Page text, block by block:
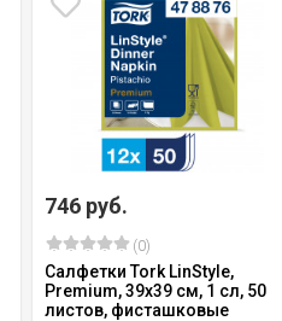
746 руб.
(0)
Салфетки Tork LinStyle,
Premium, 39х39 см, 1 сл, 50
листов, фисташковые